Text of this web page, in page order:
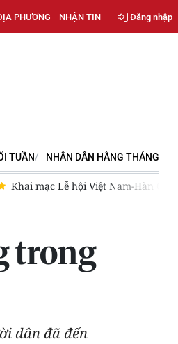
PHƯƠNG NHẬN TIN Đăng nhập
TUẦN NHÂN DÂN HẰNG THÁNG
sandbox trong lĩnh vực công
trong
dân đã đến